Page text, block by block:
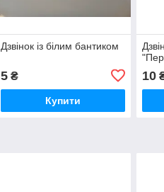
Дзвінок із білим бантиком
5₴
Купити
10